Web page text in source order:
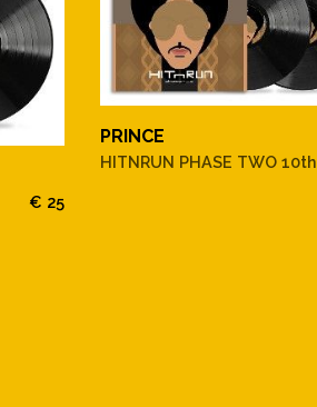
€ 25
PRINCE
HITNRUN PHASE TWO 10th